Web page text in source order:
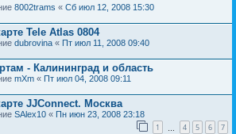
8002trams « Сб июл 12, 2008 15:30
Tele Atlas 0804
dubrovina « Пт июл 11, 2008 09:40
- Калининград и область
mXm « Пт июл 04, 2008 09:11
JJConnect. Москва
SAlex10 « Пн июн 23, 2008 23:18
1 4 5 6 7